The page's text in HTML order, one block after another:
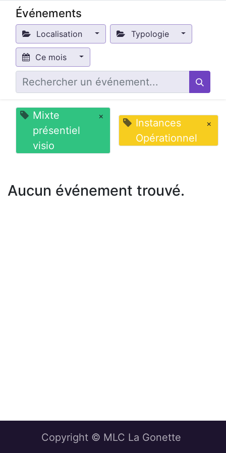
Événements
Localisation Typologie
Ce mois
Mixte
présentiel
visio
×
Instances
Opérationnel
×
Aucun événement trouvé.
Copyright © MLC La Gonette